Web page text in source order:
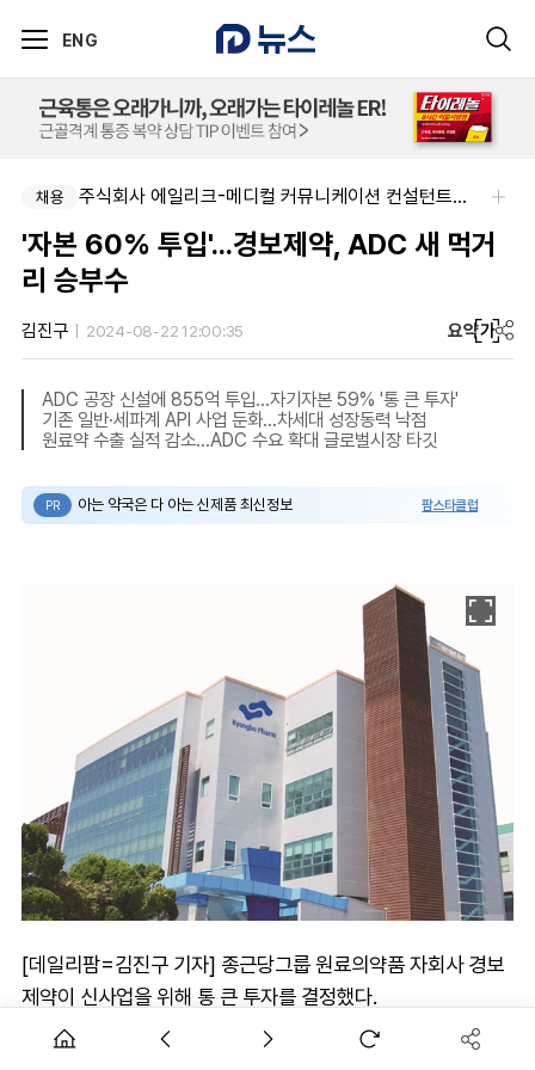
ENG
채용 주식회사 에일리크-메디컬 커뮤니케이션 컨설턴트(Associate) / 메디컬라이터 채용
'자본 60% 투입'...경보제약, ADC 새 먹거
리 승부수
김진구 2024-08-22 12:00:35 요약가
ADC 공장 신설에 855억 투입…자기자본 59% '통 큰 투자'
기존 일반·세파계 API 사업 둔화…차세대 성장동력 낙점
원료약 수출 실적 감소…ADC 수요 확대 글로벌시장 타깃
PR 아는 약국은 다 아는 신제품 최신정보 팜스타클럽
[데일리팜=김진구 기자] 종근당그룹 원료의약품 자회사 경보
제약이 신사업을 위해 통 큰 투자를 결정했다.